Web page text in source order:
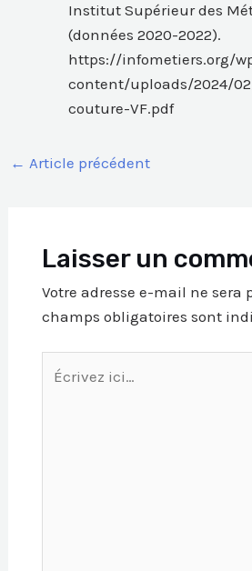
Institut Supérieur des
(données 2020-2022).
https://infometiers.org/
content/uploads/2024/
couture-VF.pdf
← Article précédent
Laisser un
Votre adresse e-mail ne sera
champs obligatoires sont
ici…